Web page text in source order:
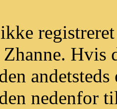
Zhanne. Hvis
nedenfor